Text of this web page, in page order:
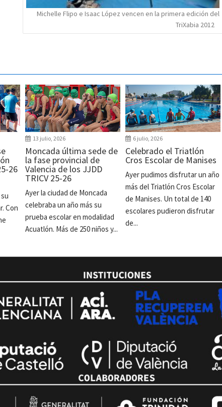
Michelle Flipo e Isaac López vencen en la primera edición del
TriXabia 2012
26
Con
13 julio, 2026
Moncada última sede de
la fase provincial de
Valencia de los JJDD
TRICV 25-26
Ayer la ciudad de Moncada
celebraba un año más su
prueba escolar en modalidad
Acuatlón. Más de 250 niños y...
6 julio, 2026
Celebrado el Triatlón
Cros Escolar de Manises
Ayer pudimos disfrutar un año
más del Triatlón Cros Escolar
de Manises. Un total de 140
escolares pudieron disfrutar
de...